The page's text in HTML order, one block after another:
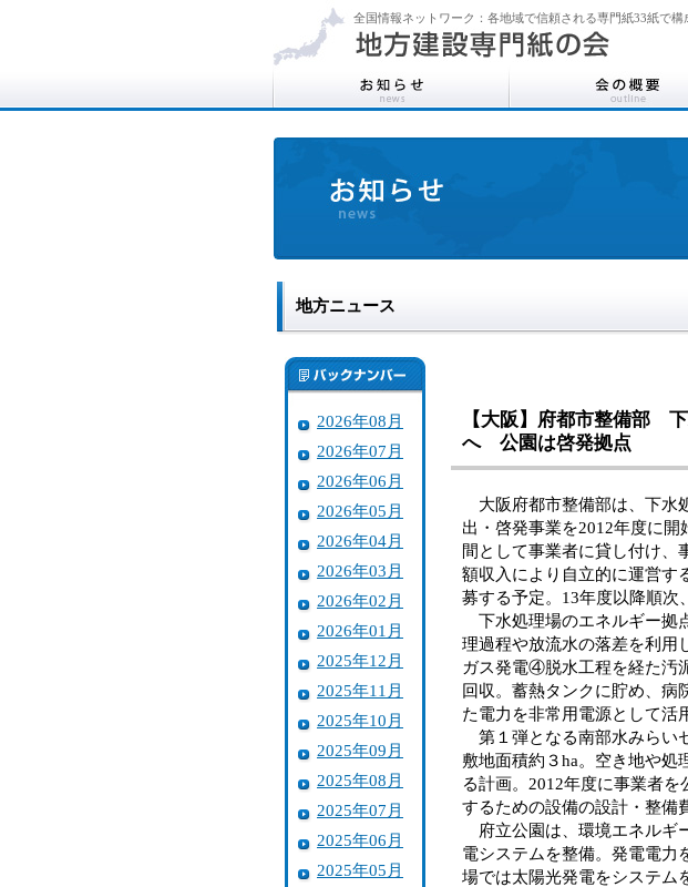
全国情報ネットワーク：各地域で信頼される専門紙33紙で構
地方ニュース
2026年08月
2026年07月
2026年06月
2026年05月
2026年04月
2026年03月
2026年02月
2026年01月
2025年12月
2025年11月
2025年10月
2025年09月
2025年08月
2025年07月
2025年06月
2025年05月
【大阪】府都市整備部
へ 公園は啓発拠点
大阪府都市整備部は、下水
出・啓発事業を2012年度に
間として事業者に貸し付け、
額収入により自立的に運営す
募する予定。13年度以降順次
下水処理場のエネルギー拠
理過程や放流水の落差を利
ガス発電④脱水工程を経た汚
回収。蓄熱タンクに貯め、病
た電力を非常用電源として活
第１弾となる南部水みらい
敷地面積約３ha。空き地や処
る計画。2012年度に事業者
するための設備の設計・整備
府立公園は、環境エネルギ
電システムを整備。発電電力
場では太陽光発電をシステム